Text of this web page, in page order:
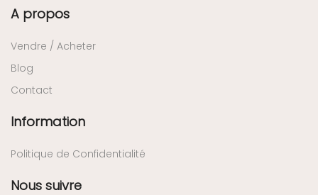
A propos
Vendre / Acheter
Blog
Contact
Information
Politique de Confidentialité
Nous suivre